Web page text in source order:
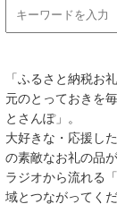
「ふるさと納税お
元のとっておきを
とさんぽ」。
大好きな・応援し
の素敵なお礼の品
ラジオから流れる
域とつながってくだ